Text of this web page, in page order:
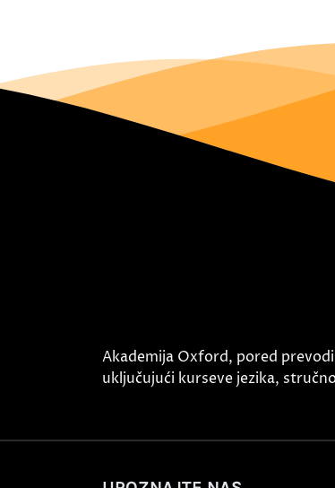
Akademija Oxford, pored
uključujući kurseve jezika,